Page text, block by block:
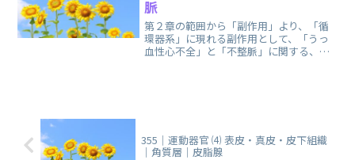
脈
第２章の範囲から「副作用」より、「循
環器系」に現れる副作用として、「うっ
血性心不全」と「不整脈」に関する、ま
355｜運動器官 ⑷ 表皮・真皮・皮下組織
｜角質層｜皮脂腺